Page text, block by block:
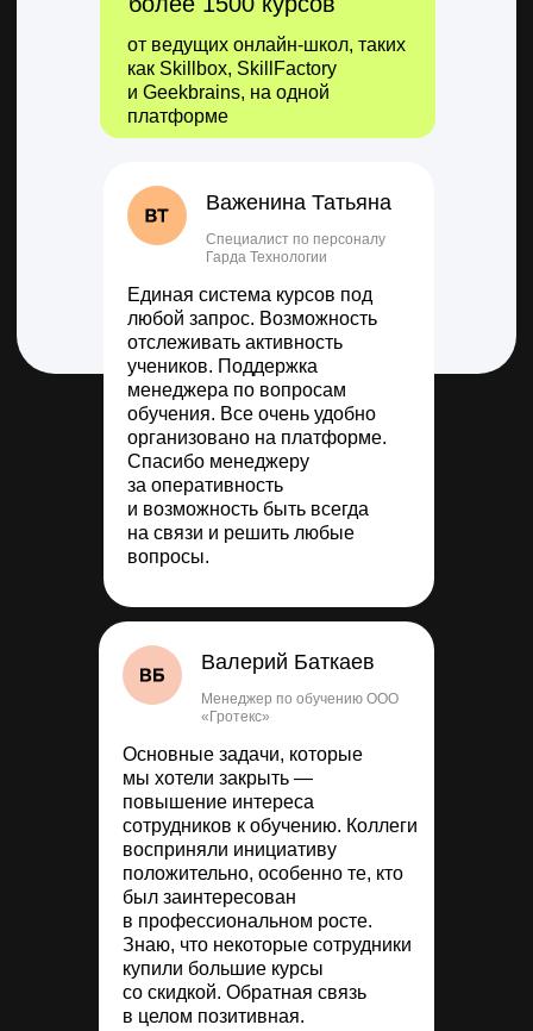
от ведущих онлайн-школ, таких
как Skillbox, SkillFactory
и Geekbrains, на одной
платформе
Специалист по персоналу
Гарда Технологии
Важенина Татьяна
Единая система курсов под
любой запрос. Возможность
отслеживать активность
учеников. Поддержка
менеджера по вопросам
обучения. Все очень удобно
организовано на платформе.
Спасибо менеджеру
за оперативность
и возможность быть всегда
на связи и решить любые
вопросы.
Валерий Баткаев
Менеджер по обучению ООО
«Гротекс»
Основные задачи, которые
мы хотели закрыть —
повышение интереса
сотрудников к обучению. Коллеги
восприняли инициативу
положительно, особенно те, кто
был заинтересован
в профессиональном росте.
Знаю, что некоторые сотрудники
купили большие курсы
со скидкой. Обратная связь
в целом позитивная.